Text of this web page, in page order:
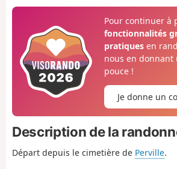
Pour continuer à
fonctionnalités
pratiquesen
nous en
pouce !
Je donne un
Description de la
Départ depuis le cimetière de Perville.